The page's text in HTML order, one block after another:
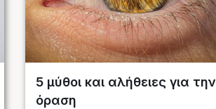
5 μύθοι και αλήθειες για την
όραση